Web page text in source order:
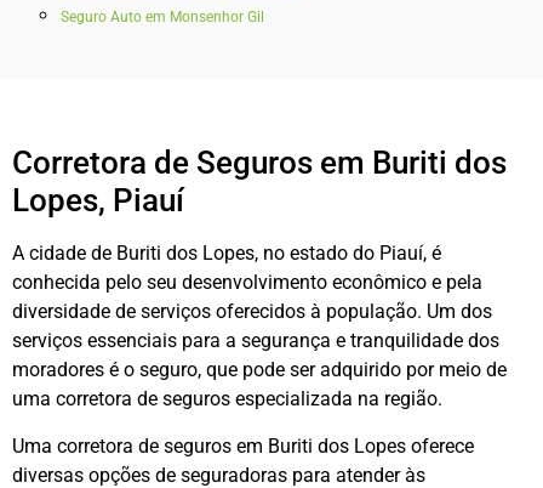
Seguro Auto em Monsenhor Gil
Corretora de Seguros em Buriti dos
Lopes, Piauí
A cidade de Buriti dos Lopes, no estado do Piauí, é
conhecida pelo seu desenvolvimento econômico e pela
diversidade de serviços oferecidos à população. Um dos
serviços essenciais para a segurança e tranquilidade dos
moradores é o seguro, que pode ser adquirido por meio de
uma corretora de seguros especializada na região.
Uma corretora de seguros em Buriti dos Lopes oferece
diversas opções de seguradoras para atender às